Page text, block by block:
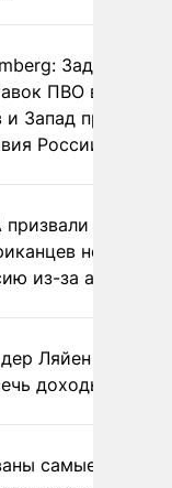
Задержка
ПВО вынудит
и Запад принять
России
не
из-за атак ВСУ
Ляйен
доходы России
самые